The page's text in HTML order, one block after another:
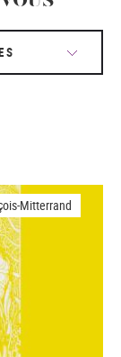
Mitterrand